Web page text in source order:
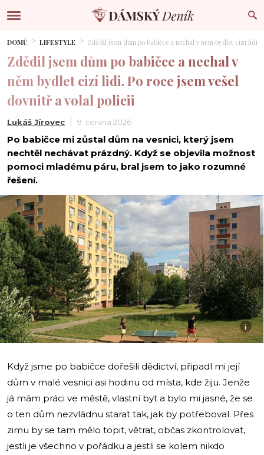
DOMŮ LIFESTYLE Zdědil jsem dům po babičce a nechal v něm bydlet cizí lidi.
Zdědil jsem dům po babičce a nechal v
něm bydlet cizí lidi. Po roce jsem vešel
dovnitř a volal policii
Lukáš Jírovec 9. června 2026
Po babičce mi zůstal dům na vesnici, který jsem
nechtěl nechávat prázdný. Když se objevila možnost
pomoci mladému páru, bral jsem to jako rozumné
řešení.
i
Když jsme po babičce dořešili dědictví, připadl mi její
dům v malé vesnici asi hodinu od místa, kde žiju. Jenže
já mám práci ve městě, vlastní byt a bylo mi jasné, že se
o ten dům nezvládnu starat tak, jak by potřeboval. Přes
zimu by se tam mělo topit, větrat, občas zkontrolovat,
jestli je všechno v pořádku a jestli se kolem nikdo